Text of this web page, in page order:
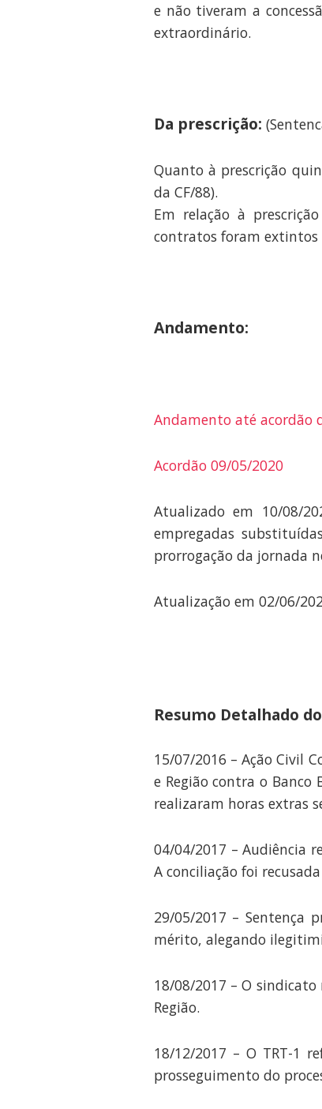
e não tiveram a
extraordinário.
Da prescrição:
Quanto à prescrição
da CF/88).
Em relação à
contratos foram extintos
Andamento:
Andamento até acordão
Acordão 09/05/2020
Atualizado em 10/08/
empregadas
prorrogação da jornada
Atualização em 02/06/
Resumo Detalhado do
15/07/2016 – Ação Civil
e Região contra o
realizaram horas extras
04/04/2017 – Audiência
A conciliação foi
29/05/2017 – Sentença
mérito, alegando
18/08/2017 – O
Região.
18/12/2017 – O TRT-1
prosseguimento do